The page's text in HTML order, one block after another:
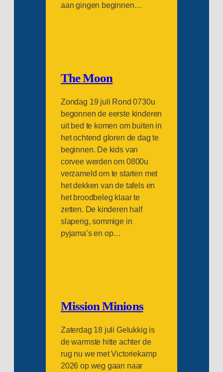
aan gingen beginnen…
The Moon
Zondag 19 juli Rond 0730u
begonnen de eerste kinderen
uit bed te komen om buiten in
het ochtend gloren de dag te
beginnen. De kids van
corvee werden om 0800u
verzameld om te starten met
het dekken van de tafels en
het broodbeleg klaar te
zetten. De kinderen half
slaperig, sommige in
pyjama’s en op…
Mission Minions
Zaterdag 18 juli Gelukkig is
de warmste hitte achter de
rug nu we met Victoriekamp
2026 op weg gaan naar